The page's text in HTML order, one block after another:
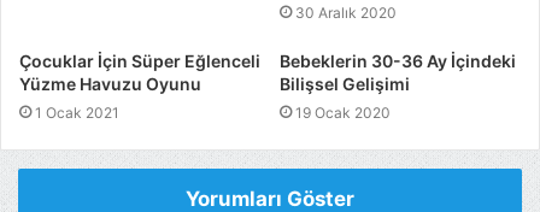
30 Aralık 2020
Çocuklar İçin Süper Eğlenceli
Yüzme Havuzu Oyunu
1 Ocak 2021
Bebeklerin 30-36 Ay İçindeki
Bilişsel Gelişimi
19 Ocak 2020
Yorumları Göster